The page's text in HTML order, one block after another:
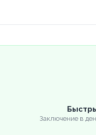
Заключение в